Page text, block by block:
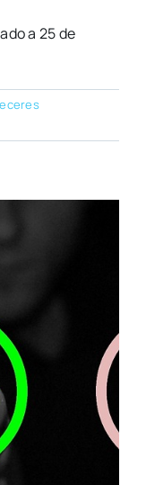
a 25 de